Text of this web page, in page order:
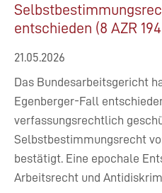
entschieden (8 AZR
21.05.2026
Das Bundesarbeitsgericht
Egenberger-Fall
verfassungsrechtlich
Selbstbestimmungsrecht
bestätigt. Eine epochale
Arbeitsrecht und